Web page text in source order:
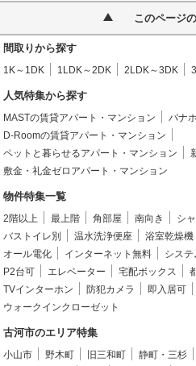
このページ
間取りから探す
1K～1DK 1LDK～2DK 2LDK～3DK
人気特集から探す
MASTの賃貸アパート・マンション
パナ
D-Roomの賃貸アパート・マンション
ペットと暮らせるアパート・マンション
敷金・礼金ゼロアパート・マンション
物件特集一覧
2階以上 最上階 角部屋 南向き シ
バストイレ別
温水洗浄便座 浴室乾燥機
オール電化
インターネット無料 システ
P2台可
エレベーター 宅配ボックス
TVインターホン
防犯カメラ 即入居可
ウォークインクローゼット
古河市のエリア特集
小山市 野木町 旧三和町 静町・三杉